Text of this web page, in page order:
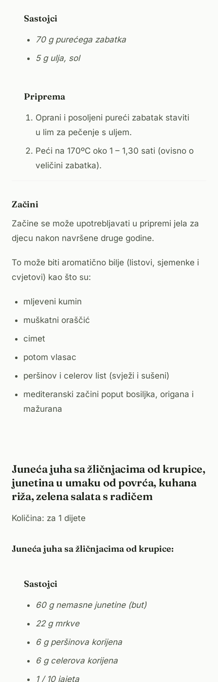
Sastojci
70 g purećega zabatka
5 g ulja, sol
Priprema
Oprani i posoljeni pureći zabatak staviti
u lim za pečenje s uljem.
Peći na 170ºC oko 1 – 1,30 sati (ovisno o
veličini zabatka).
Začini
Začine se može upotrebljavati u pripremi jela za
djecu nakon navršene druge godine.
To može biti aromatično bilje (listovi, sjemenke i
cvjetovi) kao što su:
mljeveni kumin
muškatni oraščić
cimet
potom vlasac
peršinov i celerov list (svježi i sušeni)
mediteranski začini poput bosiljka, origana i
mažurana
Juneća juha sa žličnjacima od krupice,
junetina u umaku od povrća, kuhana
riža, zelena salata s radičem
Količina: za 1 dijete
Juneća juha sa žličnjacima od krupice:
Sastojci
60 g nemasne junetine (but)
22 g mrkve
6 g peršinova korijena
6 g celerova korijena
1 / 10 jajeta